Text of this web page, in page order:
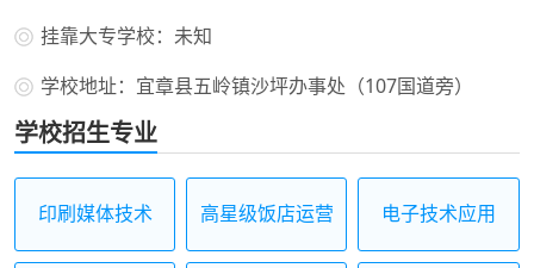
挂靠大专学校：未知
学校地址：宜章县五岭镇沙坪办事处（107国道旁）
学校招生专业
印刷媒体技术
高星级饭店运营
电子技术应用